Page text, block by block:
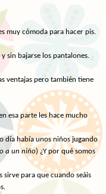
muy cómoda para hacer pis.
sin bajarse los pantalones.
ventajas pero también tiene
esa parte les hace mucho
día había unos niños jugando
a un niño) ¿Y por qué somos
sirve para que cuando seáis